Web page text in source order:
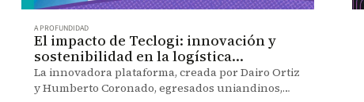
A PROFUNDIDAD
El impacto de Teclogi: innovación y
sostenibilidad en la logística
colombiana
La innovadora plataforma, creada por Dairo Ortiz
y Humberto Coronado, egresados uniandinos,